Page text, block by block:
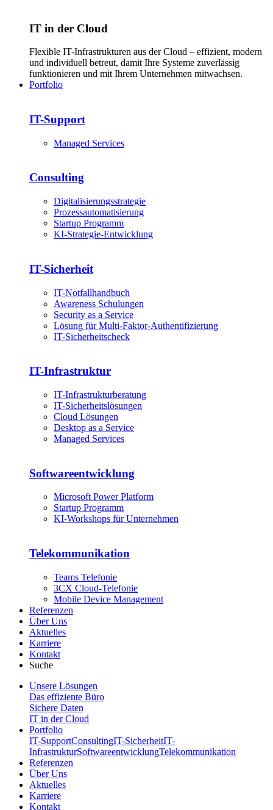
IT in der Cloud
Flexible IT-Infrastrukturen aus der Cloud – effizient, modern
und individuell betreut, damit Ihre Systeme zuverlässig
funktionieren und mit Ihrem Unternehmen mitwachsen.
Portfolio
IT-Support
Managed Services
Consulting
Digitalisierungsstrategie
Prozessautomatisierung
Startup Programm
KI-Strategie-Entwicklung
IT-Sicherheit
IT-Notfallhandbuch
Awareness Schulungen
Security as a Service
Lösung für Multi-Faktor-Authentifizierung
IT-Sicherheitscheck
IT-Infrastruktur
IT-Infrastrukturberatung
IT-Sicherheitslösungen
Cloud Lösungen
Desktop as a Service
Managed Services
Softwareentwicklung
Microsoft Power Platform
Startup Programm
KI-Workshops für Unternehmen
Telekommunikation
Teams Telefonie
3CX Cloud-Telefonie
Mobile Device Management
Referenzen
Über Uns
Aktuelles
Karriere
Kontakt
Suche
Unsere Lösungen
Das effiziente Büro
Sichere Daten
IT in der Cloud
Portfolio
IT-SupportConsultingIT-SicherheitIT-
InfrastrukturSoftwareentwicklungTelekommunikation
Referenzen
Über Uns
Aktuelles
Karriere
Kontakt